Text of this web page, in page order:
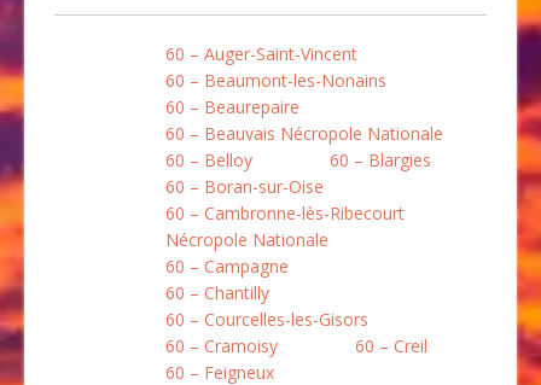
60 – Auger-Saint-Vincent
60 – Beaumont-les-Nonains
60 – Beaurepaire
60 – Beauvais Nécropole Nationale
60 – Belloy
60 – Blargies
60 – Boran-sur-Oise
60 – Cambronne-lès-Ribecourt
Nécropole Nationale
60 – Campagne
60 – Chantilly
60 – Courcelles-les-Gisors
60 – Cramoisy
60 – Creil
60 – Feigneux